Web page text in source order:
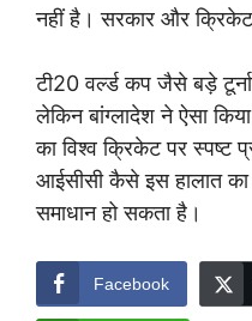
नहीं है। सरकार और क्रिकेट
टी20 वर्ल्ड कप जैसे बड़े
लेकिन बांग्लादेश ने ऐसा
का विश्व क्रिकेट पर स्पष्ट
आईसीसी कैसे इस हालात का
समाधान हो सकता है।
Facebook